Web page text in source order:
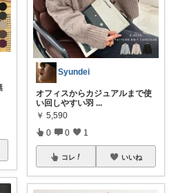
Syundei
オフィスからカジュアルまで使
い回しやすい羽 ...
￥ 5,590
0 0 1
コレ いいね